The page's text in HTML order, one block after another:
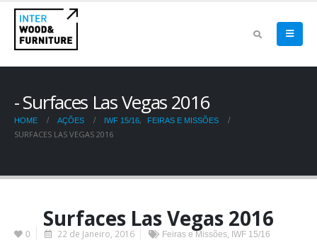
Surfaces Las Vegas 2016
HOME AÇÕES IWF 15/16, FEIRAS E MISSÕES
SURFACES LAS VEGAS 2016
Surfaces Las Vegas 2016
0 22 de Janeiro, 2016 Feiras e Missões IWF 15/16